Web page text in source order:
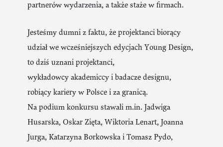
partnerów wydarzenia, a także staże w firmach.
Jesteśmy dumni z faktu, że projektanci biorący
udział we wcześniejszych edycjach Young Design,
to dziś uznani projektanci,
wykładowcy akademiccy i badacze designu,
robiący kariery w Polsce i za granicą.
Na podium konkursu stawali m.in. Jadwiga
Husarska, Oskar Zięta, Wiktoria Lenart, Joanna
Jurga, Katarzyna Borkowska i Tomasz Pydo,